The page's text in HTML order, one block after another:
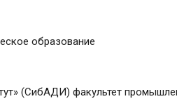
образование
(СибАДИ) факультет